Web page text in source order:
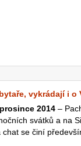
vykrádají i o
2014 –
svátků a na
chat se činí